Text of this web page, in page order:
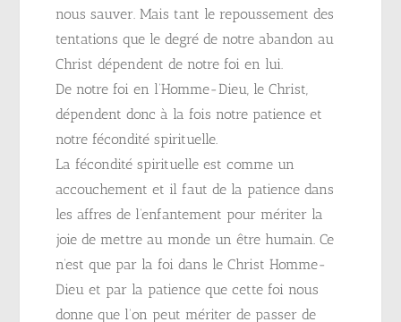
nous sauver. Mais tant le repoussement des
tentations que le degré de notre abandon au
Christ dépendent de notre foi en lui.
De notre foi en l’Homme-Dieu, le Christ,
dépendent donc à la fois notre patience et
notre fécondité spirituelle.
La fécondité spirituelle est comme un
accouchement et il faut de la patience dans
les affres de l’enfantement pour mériter la
joie de mettre au monde un être humain. Ce
n’est que par la foi dans le Christ Homme-
Dieu et par la patience que cette foi nous
donne que l’on peut mériter de passer de